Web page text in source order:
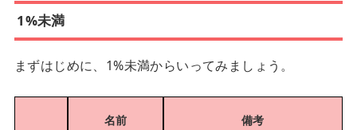
1%未満
まずはじめに、1%未満からいってみましょう。
名前 備考